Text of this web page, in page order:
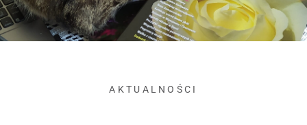
AKTUALNOŚCI